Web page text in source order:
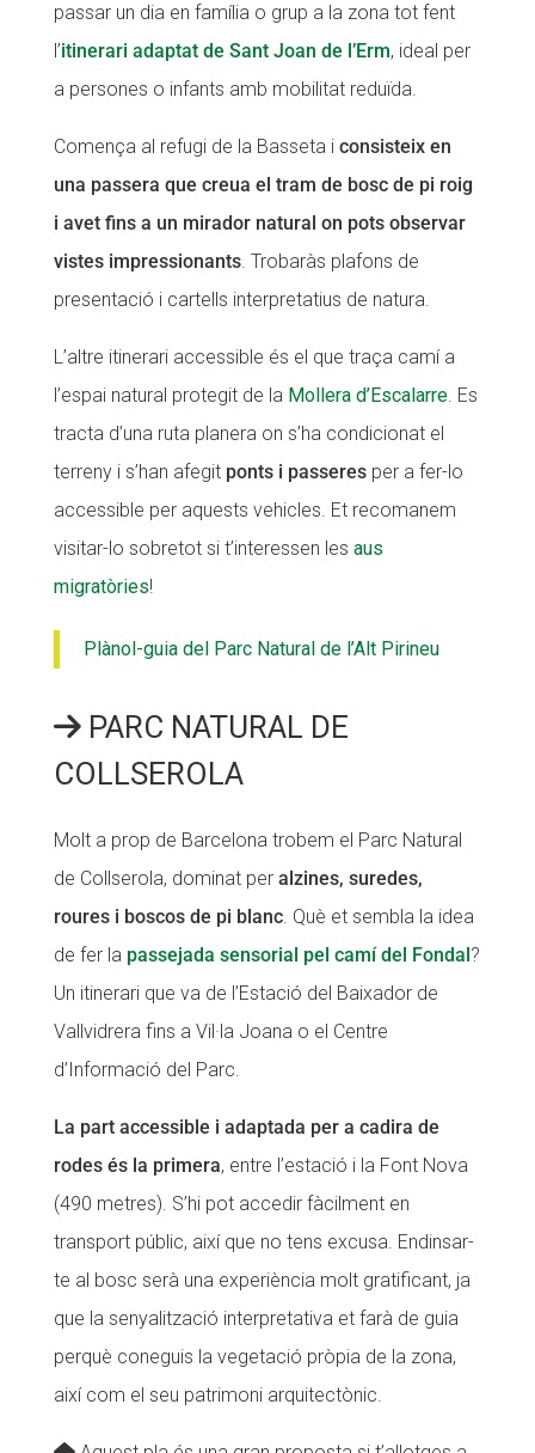
passar un dia en família o grup a la zona tot fent
l’itinerari adaptat de Sant Joan de l’Erm, ideal per
a persones o infants amb mobilitat reduïda.
Comença al refugi de la Basseta i consisteix en
una passera que creua el tram de bosc de pi roig
i avet fins a un mirador natural on pots observar
vistes impressionants. Trobaràs plafons de
presentació i cartells interpretatius de natura.
L’altre itinerari accessible és el que traça camí a
l’espai natural protegit de la Mollera d’Escalarre. Es
tracta d’una ruta planera on s’ha condicionat el
terreny i s’han afegit ponts i passeresper a fer-lo
accessible per aquests vehicles. Et recomanem
visitar-lo sobretot si t’interessen les aus
migratòries!
Plànol-guia del Parc Natural de l’Alt Pirineu
PARC NATURAL DE
COLLSEROLA
Molt a prop de Barcelona trobem el Parc Natural
de Collserola, dominat per alzines, suredes,
roures i boscos de pi blanc. Què et sembla la idea
de fer la passejada sensorial pel camí del Fondal ?
Un itinerari que va de l’Estació del Baixador de
Vallvidrera fins a Vil·la Joana o el Centre
d’Informació del Parc.
La part accessible i adaptada per a cadira de
rodes és la primera, entre l’estació i la Font Nova
(490 metres). S’hi pot accedir fàcilment en
transport públic, així que no tens excusa. Endinsar-
te al bosc serà una experiència molt gratificant, ja
que la senyalització interpretativa et farà de guia
perquè coneguis la vegetació pròpia de la zona,
així com el seu patrimoni arquitectònic.